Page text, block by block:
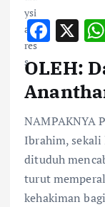
F
e
b
o
o
k
X
OLEH:
NAMPAKNYA
Ibrahim, sekali
dituduh
turut
kehakiman